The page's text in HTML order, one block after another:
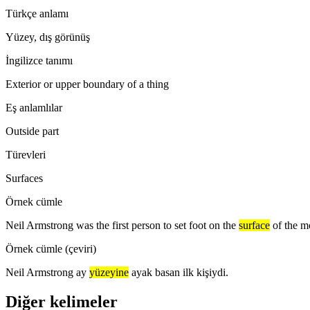
Türkçe anlamı
Yüzey, dış görünüş
İngilizce tanımı
Exterior or upper boundary of a thing
Eş anlamlılar
Outside part
Türevleri
Surfaces
Örnek cümle
Neil Armstrong was the first person to set foot on the surface of the
Örnek cümle (çeviri)
Neil Armstrong ay yüzeyine ayak basan ilk kişiydi.
Diğer kelimeler